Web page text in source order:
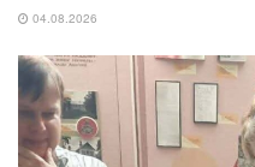
04.08.2026